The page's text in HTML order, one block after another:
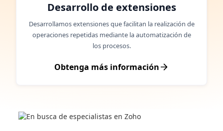
Desarrollo de extensiones
Desarrollamos extensiones que facilitan la realización de
operaciones repetidas mediante la automatización de
los procesos.
Obtenga más información